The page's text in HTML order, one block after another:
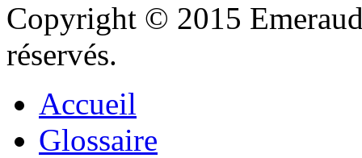
Copyright © 2015
réservés.
Accueil
Glossaire